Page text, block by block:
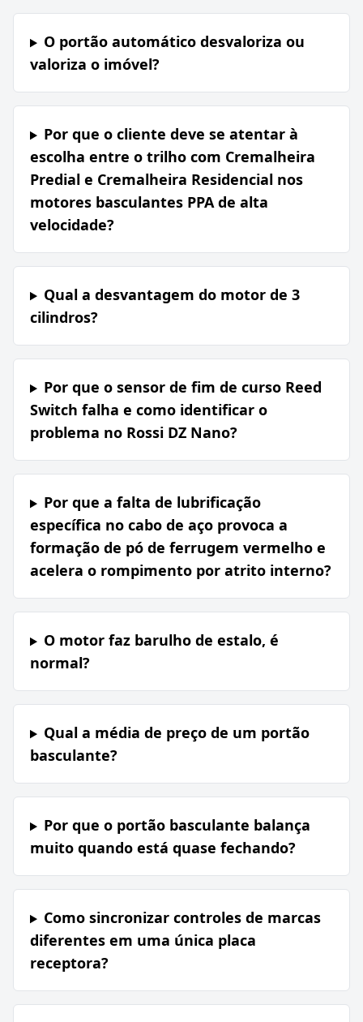
O portão automático desvaloriza ou
valoriza o imóvel?
Por que o cliente deve se atentar à
escolha entre o trilho com Cremalheira
Predial e Cremalheira Residencial nos
motores basculantes PPA de alta
velocidade?
Qual a desvantagem do motor de 3
cilindros?
Por que o sensor de fim de curso Reed
Switch falha e como identificar o
problema no Rossi DZ Nano?
Por que a falta de lubrificação
específica no cabo de aço provoca a
formação de pó de ferrugem vermelho e
acelera o rompimento por atrito interno?
O motor faz barulho de estalo, é
normal?
Qual a média de preço de um portão
basculante?
Por que o portão basculante balança
muito quando está quase fechando?
Como sincronizar controles de marcas
diferentes em uma única placa
receptora?